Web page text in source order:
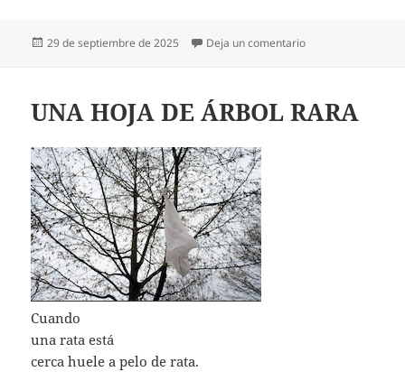
Publicado
29 de septiembre de 2025 Deja un comentarioen INCEL
UNA HOJA DE ÁRBOL RARA
Cuando
una rata está
cerca huele a pelo de rata.